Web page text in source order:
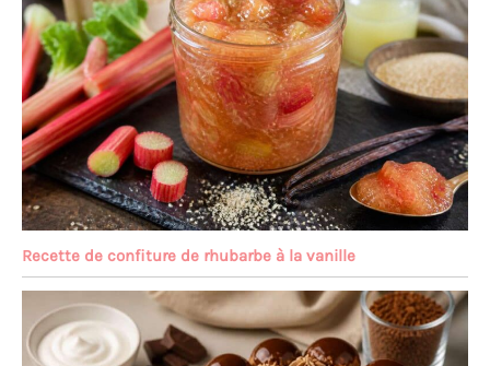
Recette de confiture de rhubarbe à la vanille